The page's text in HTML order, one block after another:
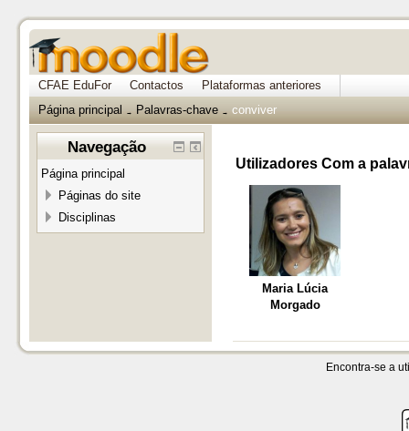
CFAE EduFor Contactos
Plataformas anteriores
Página principal
→ Palavras-chave → conviver
Utilizadores Com a
Maria Lúcia
Morgado
Navegação
Página principal
Páginas do site
Disciplinas
Encontra-se a